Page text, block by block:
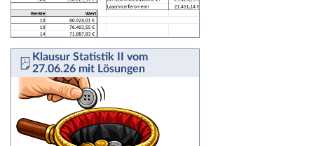
Klausur Statistik II vom
27.06.26 mit Lösungen